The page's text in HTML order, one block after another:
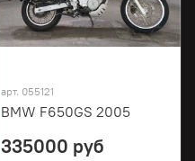
арт. 055121
BMW F650GS 2005
335000 руб